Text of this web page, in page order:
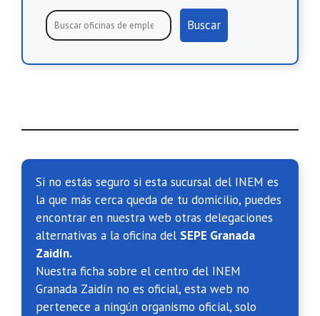
Buscar
Si no estás seguro si esta sucursal del INEM es
la que más cerca queda de tu domicilio, puedes
encontrar en nuestra web otras delegaciones
alternativas a la oficina del SEPE Granada
Zaidín.
Nuestra ficha sobre el centro del INEM
Granada Zaidín no es oficial, esta web no
pertenece a ningún organismo oficial, solo